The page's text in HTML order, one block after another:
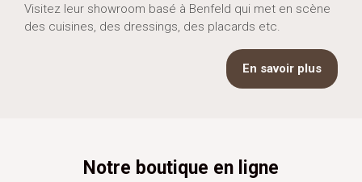
Visitez leur showroom basé à Benfeld qui met en scène
des cuisines, des dressings, des placards etc.
En savoir plus
Notre boutique en ligne